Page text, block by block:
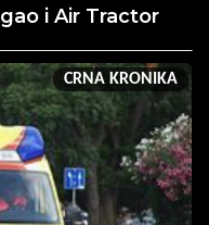
i Air Tractor
CRNA KRONIKA